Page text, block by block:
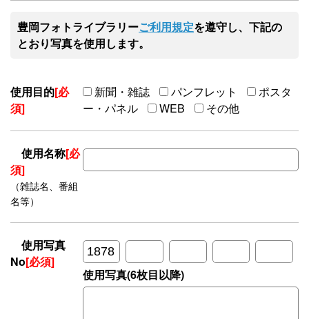
豊岡フォトライブラリーご利用規定を遵守し、下記の
とおり写真を使用します。
使用目的[必
須]
新聞・雑誌 パンフレット
ポスタ
ー・パネル
WEB その他
使用名称[必
須]
（雑誌名、番組
名等）
使用写真
No[必須]
使用写真(6枚目以降)